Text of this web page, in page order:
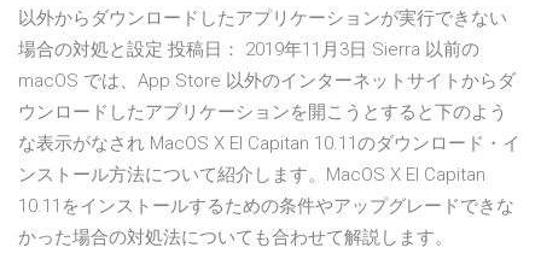
以外からダウンロードしたアプリケーションが実行できない
場合の対処と設定 投稿日： 2019年11月3日 Sierra 以前の
macOS では、App Store 以外のインターネットサイトからダ
ウンロードしたアプリケーションを開こうとすると下のよう
な表示がなされ MacOS X El Capitan 10.11のダウンロード・イ
ンストール方法について紹介します。MacOS X El Capitan
10.11をインストールするための条件やアップグレードできな
かった場合の対処法についても合わせて解説します。